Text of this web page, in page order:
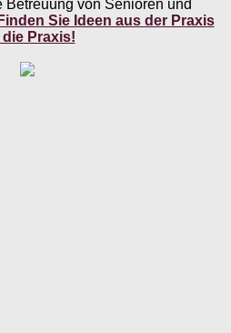
Betreuung von Senioren und
Finden Sie Ideen aus der Praxis
Praxis!